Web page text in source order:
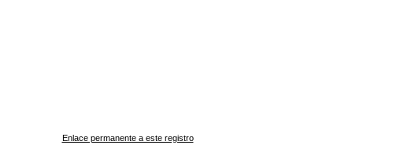
Enlace permanente a este registro